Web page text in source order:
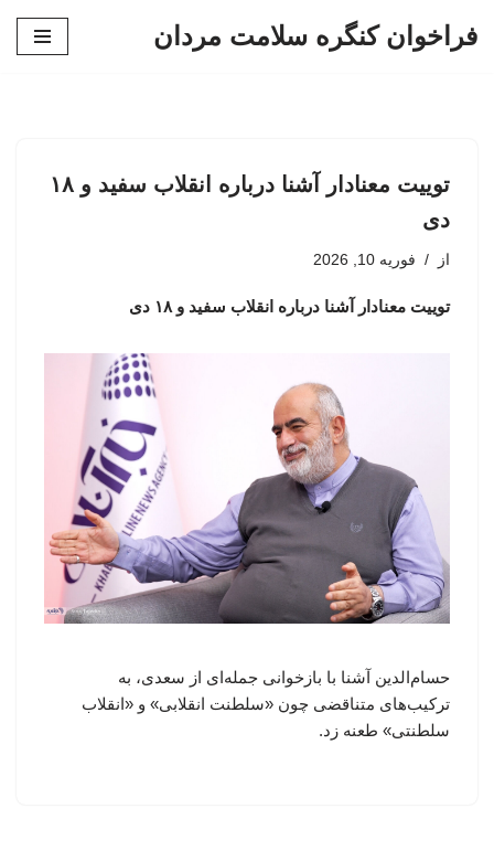
فراخوان کنگره سلامت مردان
توییت معنادار آشنا درباره انقلاب سفید و ۱۸
دی
از فوریه 10, 2026
توییت معنادار آشنا درباره انقلاب سفید و ۱۸ دی
حسام‌الدین آشنا با بازخوانی جمله‌ای از سعدی، به
ترکیب‌های متناقضی چون «سلطنت انقلابی» و «انقلاب
سلطنتی» طعنه زد.